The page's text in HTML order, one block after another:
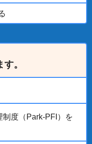
。
度（Park-PFI）を